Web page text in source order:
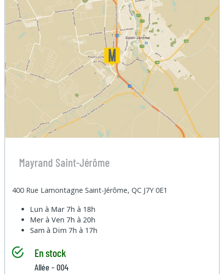
Mayrand Saint-Jérôme
400 Rue Lamontagne Saint-Jérôme, QC J7Y 0E1
Lun à Mar7h à 18h
Mer à Ven7h à 20h
Sam à Dim7h à 17h
En stock
Allée - 004